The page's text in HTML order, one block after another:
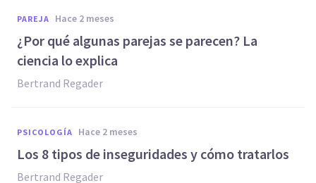
PAREJA hace 2 meses
¿Por qué algunas parejas se parecen? La
ciencia lo explica
Bertrand Regader
PSICOLOGÍA hace 2 meses
Los 8 tipos de inseguridades y cómo tratarlos
Bertrand Regader